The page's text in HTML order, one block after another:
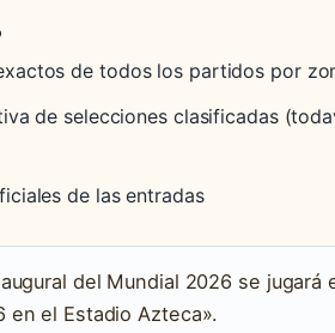
de todos los partidos por
de selecciones clasificadas
de las entradas
del Mundial 2026 se jugará
en el Estadio Azteca».